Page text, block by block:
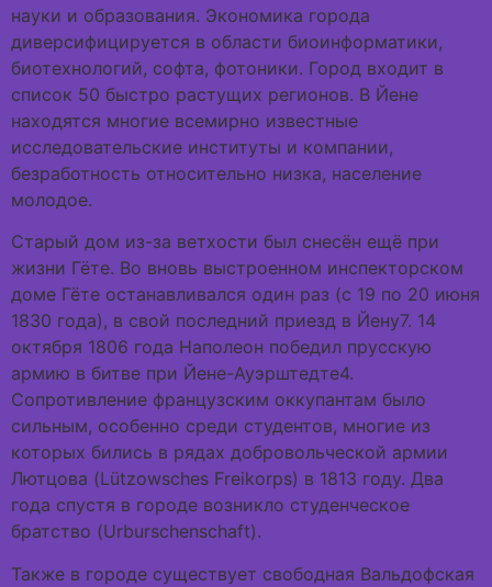
науки и образования. Экономика города
диверсифицируется в области биоинформатики,
биотехнологий, софта, фотоники. Город входит в
список 50 быстро растущих регионов. В Йене
находятся многие всемирно известные
исследовательские институты и компании,
безработность относительно низка, население
молодое.
Старый дом из-за ветхости был снесён ещё при
жизни Гёте. Во вновь выстроенном инспекторском
доме Гёте останавливался один раз (с 19 по 20 июня
1830 года), в свой последний приезд в Йену7. 14
октября 1806 года Наполеон победил прусскую
армию в битве при Йене-Ауэрштедте4.
Сопротивление французским оккупантам было
сильным, особенно среди студентов, многие из
которых бились в рядах добровольческой армии
Лютцова (Lützowsches Freikorps) в 1813 году. Два
года спустя в городе возникло студенческое
братство (Urburschenschaft).
Также в городе существует свободная Вальдофская